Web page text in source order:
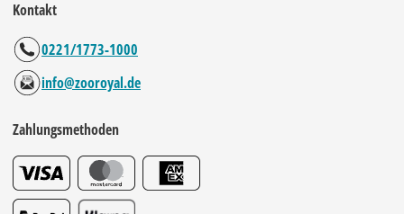
Kontakt
0221/1773-1000
info@zooroyal.de
Zahlungsmethoden